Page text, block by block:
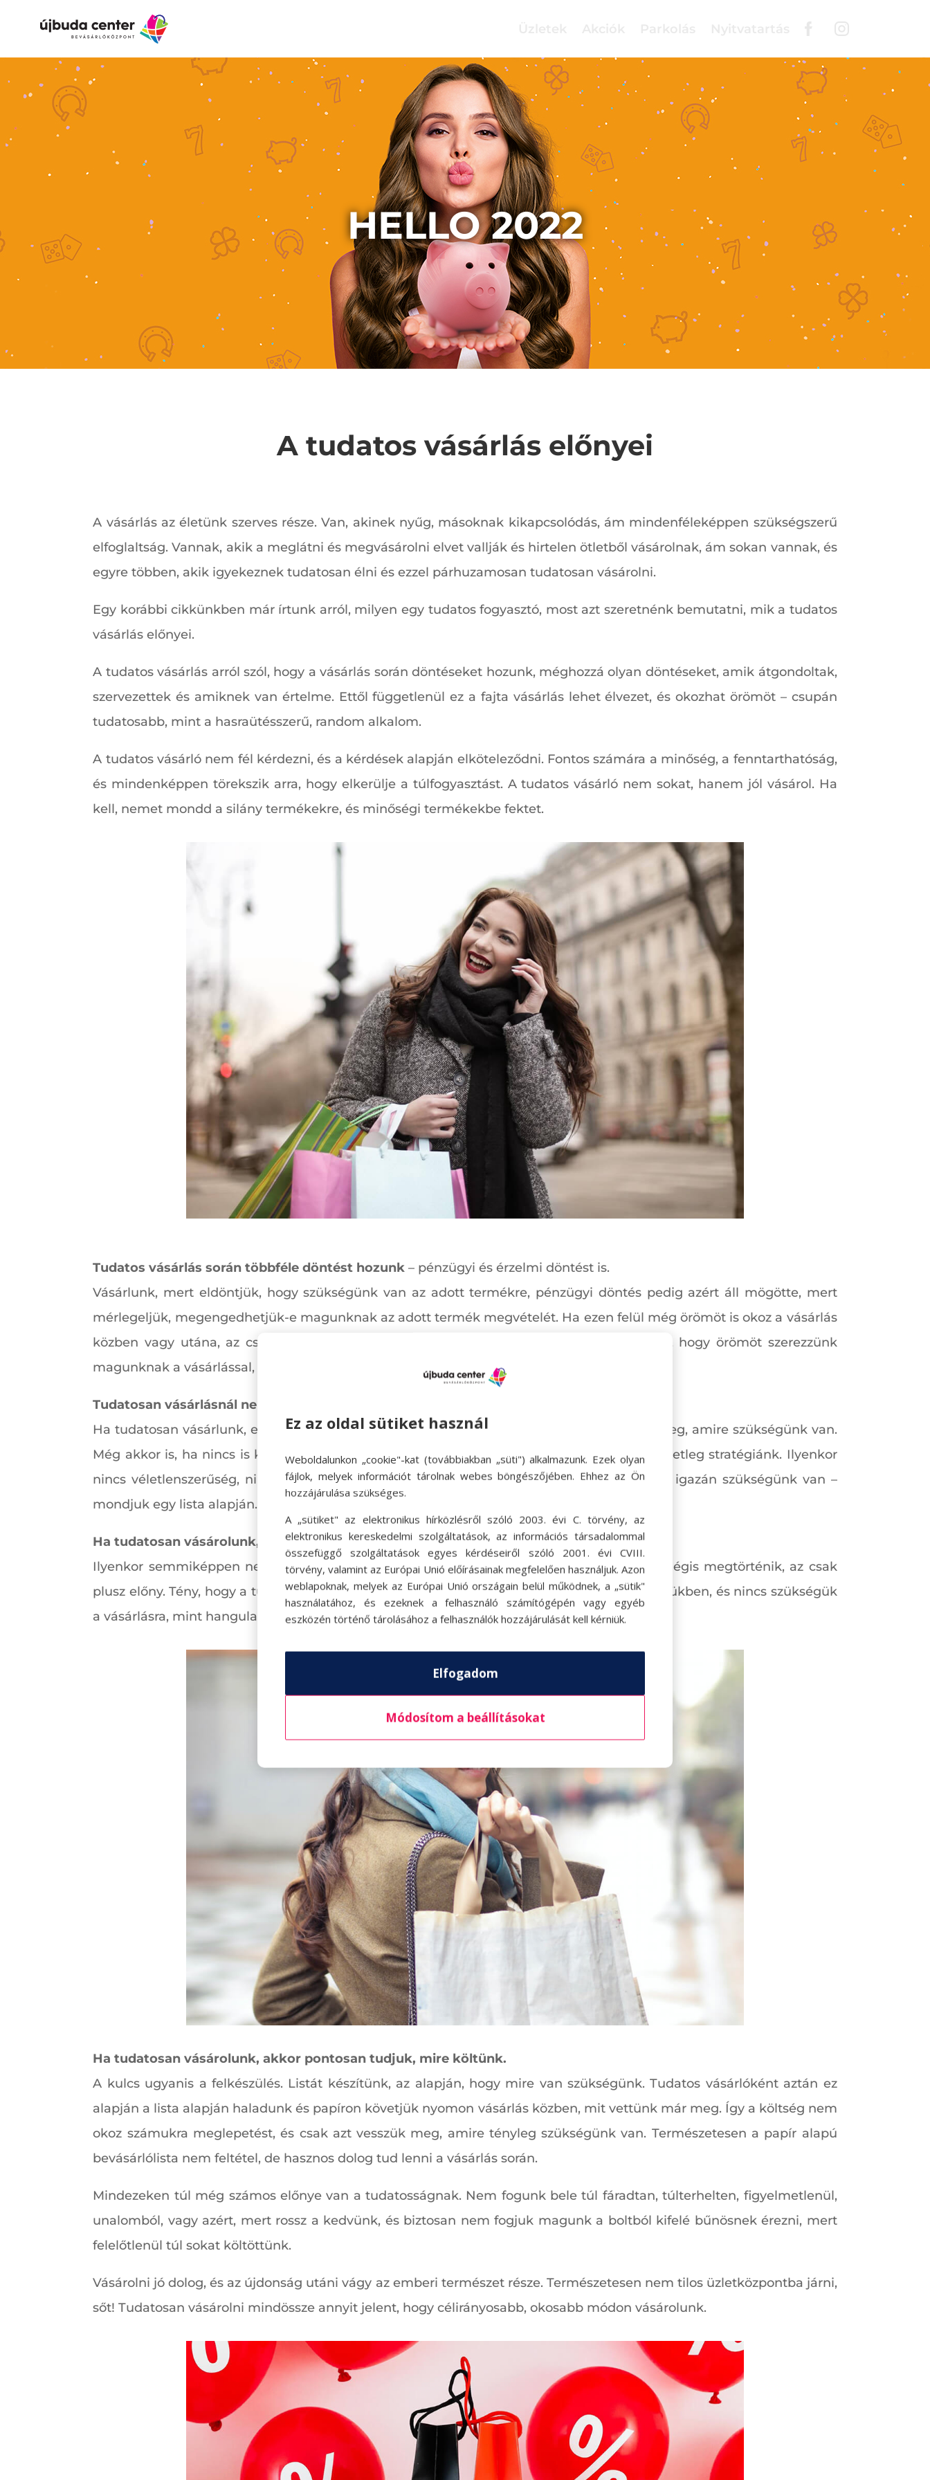
HELLO 2022
A tudatos vásárlás előnyei
A vásárlás az életünk szerves része. Van, akinek nyűg, másoknak kikapcsolódás, ám mindenféleképpen szükségszerű
elfoglaltság. Vannak, akik a meglátni és megvásárolni elvet vallják és hirtelen ötletből vásárolnak, ám sokan vannak, és
egyre többen, akik igyekeznek tudatosan élni és ezzel párhuzamosan tudatosan vásárolni.
Egy korábbi cikkünkben már írtunk arról, milyen egy tudatos fogyasztó, most azt szeretnénk bemutatni, mik a tudatos
vásárlás előnyei.
A tudatos vásárlás arról szól, hogy a vásárlás során döntéseket hozunk, méghozzá olyan döntéseket, amik átgondoltak,
szervezettek és amiknek van értelme. Ettől függetlenül ez a fajta vásárlás lehet élvezet, és okozhat örömöt – csupán
tudatosabb, mint a hasraütésszerű, random alkalom.
A tudatos vásárló nem fél kérdezni, és a kérdések alapján elköteleződni. Fontos számára a minőség, a fenntarthatóság,
és mindenképpen törekszik arra, hogy elkerülje a túlfogyasztást. A tudatos vásárló nem sokat, hanem jól vásárol. Ha
kell, nemet mondd a silány termékekre, és minőségi termékekbe fektet.
Tudatos vásárlás során többféle döntést hozunk – pénzügyi és érzelmi döntést is.
Vásárlunk, mert eldöntjük, hogy szükségünk van az adott termékre, pénzügyi döntés pedig azért áll mögötte, mert
mérlegeljük, megengedhetjük-e magunknak az adott termék megvételét. Ha ezen felül még örömöt is okoz a vásárlás
közben vagy utána, az csak hab a tortán, ám a tudatos vásárlás célja többnyire nem az, hogy örömöt szerezzünk
magunknak a vásárlással, sokkal inkább a praktikum.
Tudatosan vásárlásnál nem random választunk.
Ha tudatosan vásárlunk, eldöntjük, hogy vásárolni megyünk, és célirányosan azt vesszük meg, amire szükségünk van.
Még akkor is, ha nincs is kedvünk vásárolgatni, ráhangoljuk magunkat. Van egy tervünk esetleg stratégiánk. Ilyenkor
nincs véletlenszerűség, nincs sodródás egyik polctól a másikig. Az kerül a kosárba, amire igazán szükségünk van –
mondjuk egy lista alapján.
Ha tudatosan vásárolunk, a hangulatunkat nem javítjajelentősena vásárlás.
Ilyenkor semmiképpen nem azért megyünk a boltba, hogy jobb kedvünk legyen. Ha ez mégis megtörténik, az csak
plusz előny. Tény, hogy a tudatos vásárlók általában jól érzik magukat a bőrükben és az életükben, és nincs szükségük
a vásárlásra, mint hangulatfokozóra. Nem attól várják az érzelmi feltöltődést.
Ha tudatosan vásárolunk, akkor pontosan tudjuk, mire költünk.
A kulcs ugyanis a felkészülés. Listát készítünk, az alapján, hogy mire van szükségünk. Tudatos vásárlóként aztán ez
alapján a lista alapján haladunk és papíron követjük nyomon vásárlás közben, mit vettünk már meg. Így a költség nem
okoz számukra meglepetést, és csak azt vesszük meg, amire tényleg szükségünk van. Természetesen a papír alapú
bevásárlólista nem feltétel, de hasznos dolog tud lenni a vásárlás során.
Mindezeken túl még számos előnye van a tudatosságnak. Nem fogunk bele túl fáradtan, túlterhelten, figyelmetlenül,
unalomból, vagy azért, mert rossz a kedvünk, és biztosan nem fogjuk magunk a boltból kifelé bűnösnek érezni, mert
felelőtlenül túl sokat költöttünk.
Vásárolni jó dolog, és az újdonság utáni vágy az emberi természet része. Természetesen nem tilos üzletközpontba járni,
sőt! Tudatosan vásárolni mindössze annyit jelent, hogy célirányosabb, okosabb módon vásárolunk.
Ez az oldal sütiket használ
Weboldalunkon „cookie"-kat (továbbiakban „süti") alkalmazunk. Ezek olyan
fájlok, melyek információt tárolnak webes böngészőjében. Ehhez az Ön
hozzájárulása szükséges.
A „sütiket" az elektronikus hírközlésről szóló 2003. évi C. törvény, az
elektronikus kereskedelmi szolgáltatások, az információs társadalommal
összefüggő szolgáltatások egyes kérdéseiről szóló 2001. évi CVIII.
törvény, valamint az Európai Unió előírásainak megfelelően használjuk. Azon
weblapoknak, melyek az Európai Unió országain belül működnek, a „sütik"
használatához, és ezeknek a felhasználó számítógépén vagy egyéb
eszközén történő tárolásához a felhasználók hozzájárulását kell kérniük.
Elfogadom
Módosítom a beállításokat